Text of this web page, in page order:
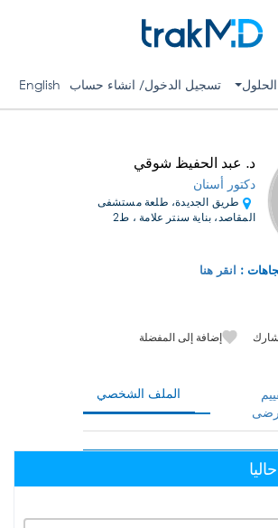
الحلول تسجيل الدخول/ انشاء حساب English
د. عبد الحفيظ شوقي
دكتور أسنان
طريق الجديدة، طلعة مستشفى
المقاصد، بناية سنتر علامة ، ط2
: انقر هنا
شارك إضافة إلى المفضلة
الملف الشخصي